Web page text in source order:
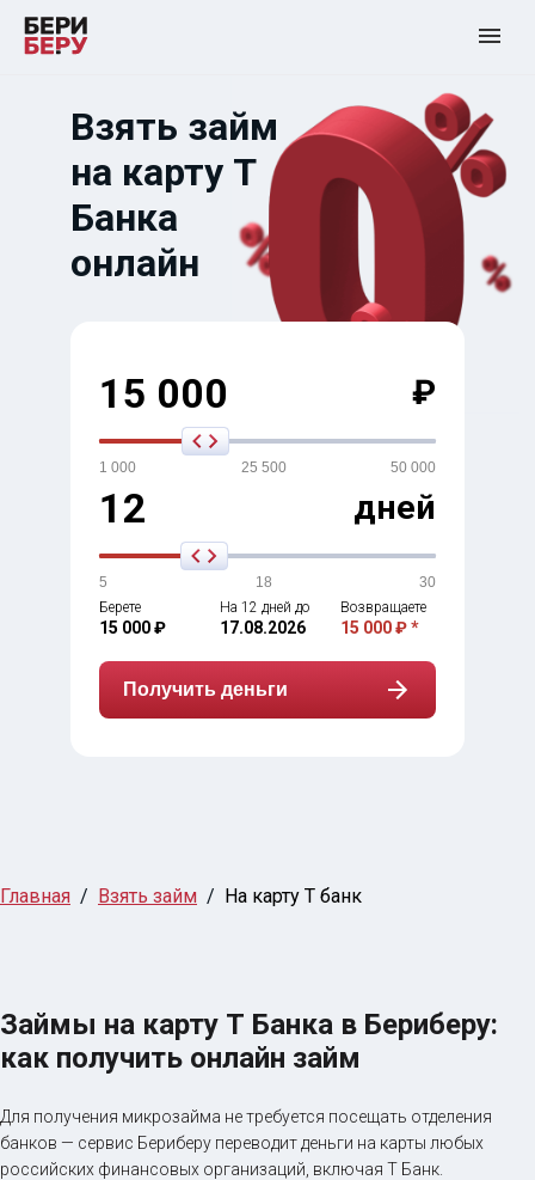
Взять займ
на карту Т
Банка
онлайн
15 000 ₽
1 000 25 500 50 000
12 дней
5 18
30
Берете
15 000 ₽
На 12 дней до
17.08.2026
Возвращаете
15 000 ₽ *
Получить деньги
Главная Взять займ На карту Т банк
Займы на карту Т Банка в Бериберу:
как получить онлайн займ
Для получения микрозайма не требуется посещать отделения
банков — сервис Бериберу переводит деньги на карты любых
российских финансовых организаций, включая Т Банк.